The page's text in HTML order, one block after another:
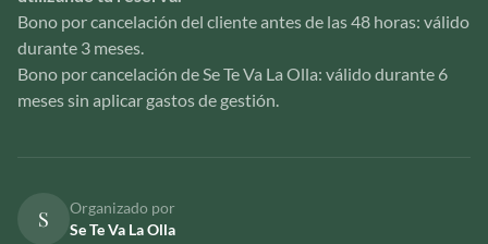
Bono por cancelación del cliente antes de las 48 horas: válido
durante 3 meses.
Bono por cancelación de Se Te Va La Olla: válido durante 6
meses sin aplicar gastos de gestión.
S
Organizado por
Se Te Va La Olla